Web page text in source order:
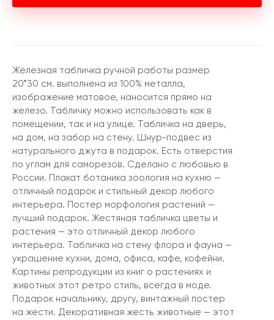
Железная табличка ручной работы размер
20*30 см. выполнена из 100% металла,
изображение матовое, наносится прямо на
железо. Табличку можно использовать как в
помещении, так и на улице. Табличка на дверь,
на дом, на забор на стену. Шнур-подвес из
натурального джута в подарок. Есть отверстия
по углам для саморезов. Сделано с любовью в
России. Плакат ботаника зоология на кухню —
отличный подарок и стильный декор любого
интерьера. Постер морфология растений —
лучший подарок. Жестяная табличка цветы и
растения — это отличный декор любого
интерьера. Табличка на стену флора и фауна —
украшение кухни, дома, офиса, кафе, кофейни.
Картины репродукции из книг о растениях и
животных этот ретро стиль, всегда в моде.
Подарок начальнику, другу, винтажный постер
на жести. Декоративная жесть животные — этот